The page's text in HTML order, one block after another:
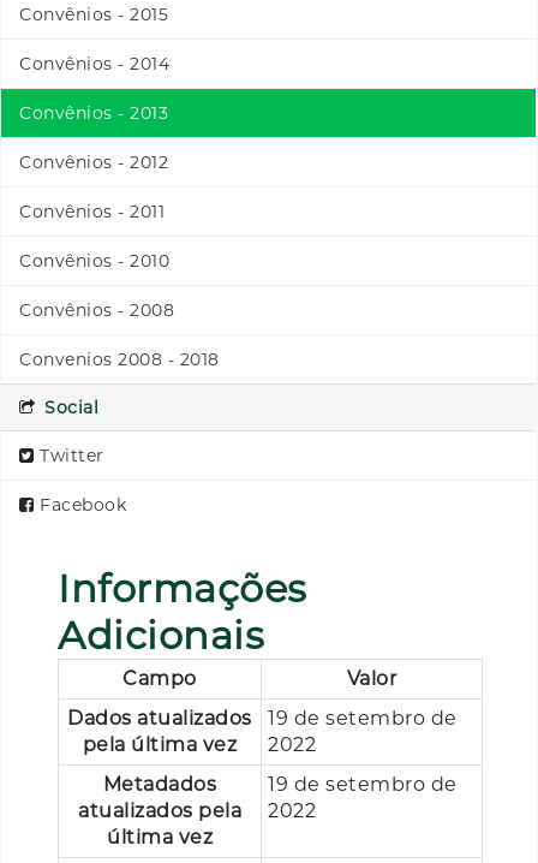
Convênios - 2015
Convênios - 2014
Convênios - 2013
Convênios - 2012
Convênios - 2011
Convênios - 2010
Convênios - 2008
Convenios 2008 - 2018
Social
Twitter
Facebook
Informações
Adicionais
Campo
Valor
Dados atualizados
pela última vez
19 de setembro de
2022
Metadados
atualizados pela
última vez
19 de setembro de
2022